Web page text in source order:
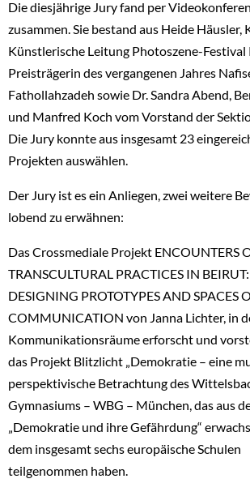
Die diesjährige Jury fand per
zusammen. Sie bestand aus Heide
Künstlerische Leitung Photoszene-Festival
Preisträgerin des vergangenen Jahres
Fathollahzadeh sowie Dr. Sandra Abend,
und Manfred Koch vom Vorstand der
Die Jury konnte aus insgesamt 23
Projekten auswählen.
Der Jury ist es ein Anliegen, zwei weitere
lobend zu erwähnen:
Das Crossmediale Projekt ENCOUNTERS
TRANSCULTURAL PRACTICES IN BEIRUT:
DESIGNING PROTOTYPES AND SPACES
COMMUNICATION von Janna Lichter, in
Kommunikationsräume erforscht und
das Projekt Blitzlicht „Demokratie – eine
perspektivische Betrachtung des
Gymnasiums – WBG – München, das aus
„Demokratie und ihre Gefährdung“
dem insgesamt sechs europäische Schulen
teilgenommen haben.